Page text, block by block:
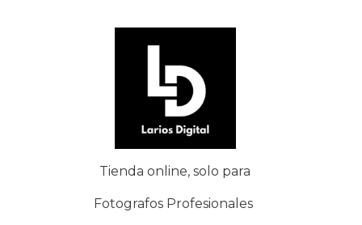
Tienda online, solo para
Fotografos Profesionales